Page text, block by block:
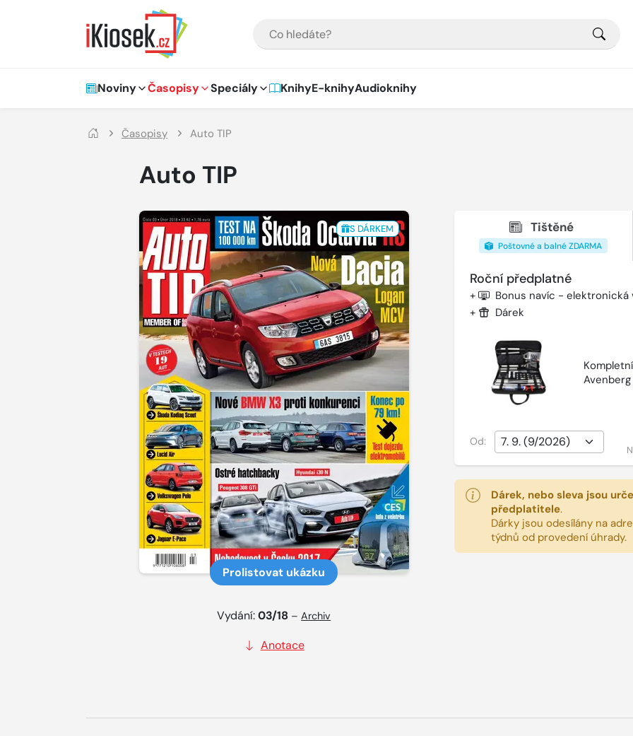
Hlavní navigace
Noviny Časopisy Speciály KnihyE-knihyAudioknihy
Časopisy Auto TIP
Auto TIP
S DÁRKEM
Prolistovat ukázku
Vydání:03/18 –Archiv
Anotace
Tištěné
Poštovné a balné ZDARMA
Roční předplatné
+ Bonus navíc - elektronická
+ Dárek
Avenberg
Od:
Dárek, nebo sleva jsou
předplatitele.
Dárky jsou odesílány na
týdnů od provedení úhrady.